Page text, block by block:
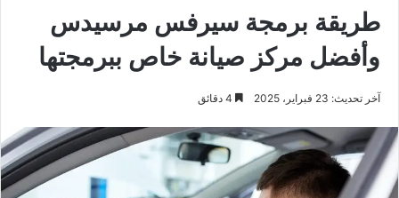
طريقة برمجة سيرفس مرسيدس
وأفضل مركز صيانة خاص ببرمجتها
آخر تحديث: 23 فبراير، 2025